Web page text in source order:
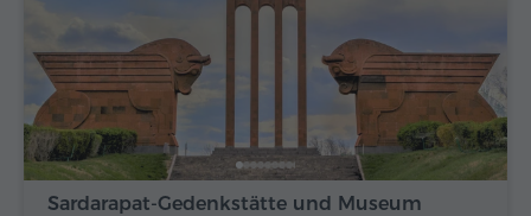
Sardarapat-Gedenkstätte und Museum